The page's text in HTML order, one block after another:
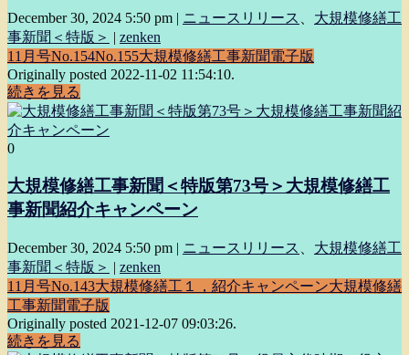
December 30, 2024 5:50 pm | ニュースリリース
大規模修繕工
事新聞＜特版＞ | zenken
11月号No.154No.155大規模修繕工事新聞電子版
Originally posted 2022-11-02 11:54:10.
続きを見る
0
大規模修繕工事新聞＜特版第73号＞大規模修繕工
事新聞紹介キャンペーン
December 30, 2024 5:50 pm | ニュースリリース
大規模修繕工
事新聞＜特版＞ | zenken
11月号No.143大規模修繕工１，紹介キャンペーン大規模修繕
工事新聞電子版
Originally posted 2021-12-07 09:03:26.
続きを見る